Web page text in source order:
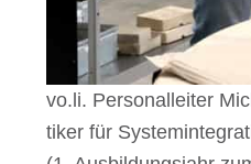
vo​.li. Perso­nal­lei­ter
ti­ker für